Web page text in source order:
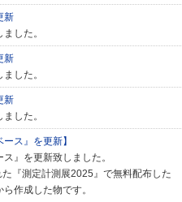
新
した。
新
した。
新
した。
ス』を更新】
』を更新致しました。
『測定計測展2025』で無料配布した
作成した物です。